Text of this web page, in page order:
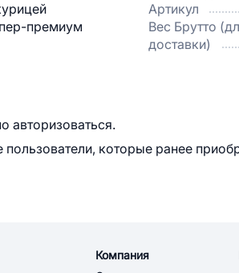
премиум
Артикул
Вес Брутто
доставки)
авторизоваться.
пользователи, которые ранее
Компания